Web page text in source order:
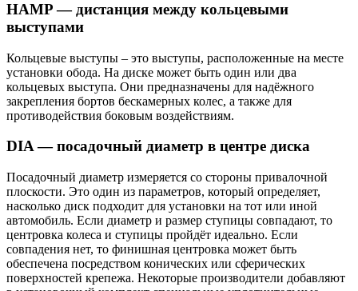
HAMP — дистанция между кольцевыми
выступами
Кольцевые выступы – это выступы, расположенные на месте
установки обода. На диске может быть один или два
кольцевых выступа. Они предназначены для надёжного
закрепления бортов бескамерных колес, а также для
противодействия боковым воздействиям.
DIA — посадочный диаметр в центре диска
Посадочный диаметр измеряется со стороны привалочной
плоскости. Это один из параметров, который определяет,
насколько диск подходит для установки на тот или иной
автомобиль. Если диаметр и размер ступицы совпадают, то
центровка колеса и ступицы пройдёт идеально. Если
совпадения нет, то финишная центровка может быть
обеспечена посредством конических или сферических
поверхностей крепежа. Некоторые производители добавляют